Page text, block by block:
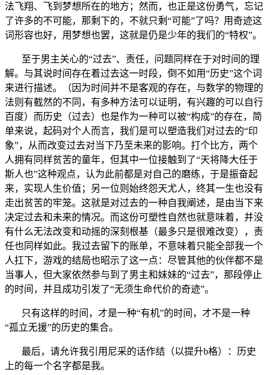
法飞翔、飞到梦想所在的地方；然而，也正是这份勇气，忘记
了许多的不可能，那剩下的，不就只剩“可能”了吗？用奇迹这
词形容也好，用梦想也罢，这就是仍是少年的我们的“特权”。
至于男主关心的“过去”、责任，问题同样在于对时间的理
解。与其说时间存在着过去这一时段，倒不如用“历史”这个词
来进行描述。（因为时间并不是客观的存在，与数学的物理的
法则有截然的不同，有多种方法可以证明，有兴趣的可以自行
百度）而历史（过去）也是作为一种可以被“构成”的存在，简
单来说，起码对个人而言，我们是可以塑造我们对过去的“印
象”，从而改变过去对当下乃至未来的影响。打个比方，两个
人拥有同样贫苦的童年，但其中一位接触到了“天将降大任于
斯人也”这种观点，认为此前都是对自己的磨练，于是振奋起
来，实现人生价值；另一位则始终怨天尤人，终其一生也没有
走出贫苦的牢笼。这就是对过去的一种自我阐述，是由当下来
决定过去和未来的情况。而这份可塑性自然也就意味着，并没
有什么无法改变和动摇的深刻根基（最多只是很难改变），责
任也同样如此。我过去留下的账单，不意味着只能全部我一个
人扛下，游戏的结局也昭示了这一点：尽管其他的伙伴都不是
当事人，但大家依然参与到了男主和妹妹的“过去”，那段停止
的时间，并且成功引发了“无须生命代价的奇迹”。
只有这样的时间，才是一种“有机”的时间，才不是一种
“孤立无援”的历史的集合。
最后，请允许我引用尼采的话作结（以提升b格）：历史
上的每一个名字都是我。